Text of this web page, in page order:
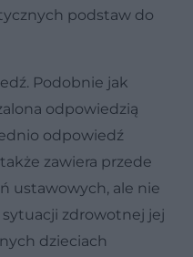
podstaw do
Podobnie jak
odpowiedzią
odpowiedź
zawiera przede
ustawowych, ale nie
zdrowotnej jej
dzieciach